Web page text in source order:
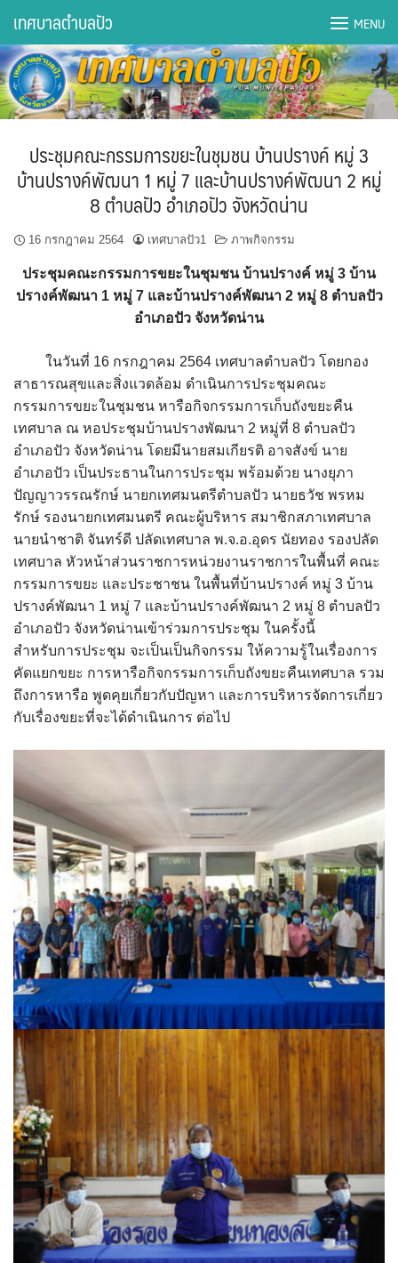
content
DWQA Ask Question
DWQA Questions
กองการศึกษา
กองยุทธศาสตร์และงบประมาณ
กองสาธารณสุขฯ
การเปิดเผยข้อมูลข่าวสารปี 2566 integrity transparency
assessment ITA2023
ข้อกำหนดการใช้งาน
ข้อมูลประชากร
ข้อมูลพื้นฐานของศูนย์บริการนักท่องเที่ยว เทศบาลตำบลปัว
ขั้นตอนการขอรับบริการ
งบแสดงฐานะการคลัง
งบแสดงฐานะการเงิน เทศบาลตำบลปัว ประจำปีงบประมาณ 2561
ติดต่อหน่วยงาน
Amante Baristro Hotel & Cafe’ @Pua
C View Home
Deply
Go Hight ‘O Village
HOMU Villa
Montha Residence
Shanti – Retreat
กรีนฮิลล์รีสอร์ท
ก๋างโต้งคอฟฟี่รีสอร์ท
ชมพูภูคารีสอร์ท
ต้นแหลงโฮมสเตย์
ตูบฮิมโต้งโฮมสเตย์
เทศบาลตำบลปัว MENU
ประชุมคณะกรรมการขยะในชุมชน บ้านปรางค์ หมู่ 3
บ้านปรางค์พัฒนา 1 หมู่ 7 และบ้านปรางค์พัฒนา 2 หมู่
8 ตำบลปัว อำเภอปัว จังหวัดน่าน
16 กรกฎาคม 2564 เทศบาลปัว1 ภาพกิจกรรม
ประชุมคณะกรรมการขยะในชุมชน บ้านปรางค์ หมู่ 3 บ้าน
ปรางค์พัฒนา 1 หมู่ 7 และบ้านปรางค์พัฒนา 2 หมู่ 8 ตำบลปัว
อำเภอปัว จังหวัดน่าน
ในวันที่ 16 กรกฎาคม 2564 เทศบาลตำบลปัว โดยกอง
สาธารณสุขและสิ่งแวดล้อม ดำเนินการประชุมคณะ
กรรมการขยะในชุมชน หารือกิจกรรมการเก็บถังขยะคืน
เทศบาล ณ หอประชุมบ้านปรางพัฒนา 2 หมู่ที่ 8 ตำบลปัว
อำเภอปัว จังหวัดน่าน โดยมีนายสมเกียรติ อาจสังข์ นาย
อำเภอปัว เป็นประธานในการประชุม พร้อมด้วย นางยุภา
ปัญญาวรรณรักษ์ นายกเทศมนตรีตำบลปัว นายธวัช พรหม
รักษ์ รองนายกเทศมนตรี คณะผู้บริหาร สมาชิกสภาเทศบาล
นายนำชาติ จันทร์ดี ปลัดเทศบาล พ.จ.อ.อุดร นัยทอง รองปลัด
เทศบาล หัวหน้าส่วนราชการหน่วยงานราชการในพื้นที่ คณะ
กรรมการขยะ และประชาชน ในพื้นที่บ้านปรางค์ หมู่ 3 บ้าน
ปรางค์พัฒนา 1 หมู่ 7 และบ้านปรางค์พัฒนา 2 หมู่ 8 ตำบลปัว
อำเภอปัว จังหวัดน่านเข้าร่วมการประชุม ในครั้งนี้
สำหรับการประชุม จะเป็นเป็นกิจกรรม ให้ความรู้ในเรื่องการ
คัดแยกขยะ การหารือกิจกรรมการเก็บถังขยะคืนเทศบาล รวม
ถึงการหารือ พูดคุยเกี่ยวกับปัญหา และการบริหารจัดการเกี่ยว
กับเรื่องขยะที่จะได้ดำเนินการ ต่อไป